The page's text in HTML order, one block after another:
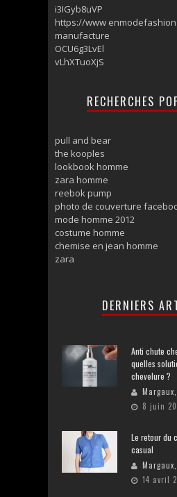
i3IGyb8uVP
https://www
manufacture
OCU6g3LvEl
vLhXTuoXjS
RECHERCHES
pull and bear
the kooples
lookbook homme
zara homme
reebok pump
photo de couverture
mode homme 2012
costume homme
chemise en jean homme
zara
DERNIERS
Anti chute
quelles
chevelure ?
8 juin
Le retour du
casual
14 avril